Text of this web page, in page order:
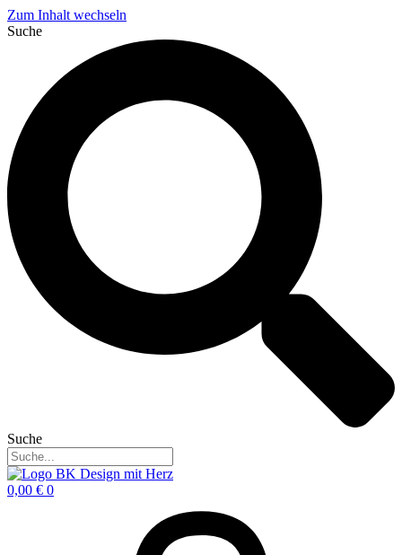
Zum Inhalt wechseln
Suche
Suche
0,00 € 0